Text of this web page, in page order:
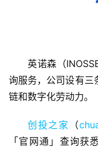
融
道
英诺森（
询服务，公司设有三
链和数字化劳动力。
创投之家 （
「官网通」查询获